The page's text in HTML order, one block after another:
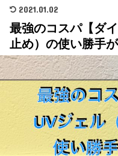
2021.01.02
最強のコスパ【ダ
止め）の使い勝手